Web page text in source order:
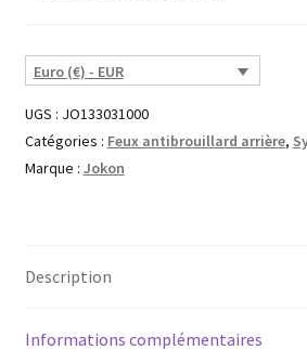
Euro (€) - EUR
UGS : JO133031000
Catégories : Feux antibrouillard arrière,
Marque : Jokon
Description
Informations complémentaires